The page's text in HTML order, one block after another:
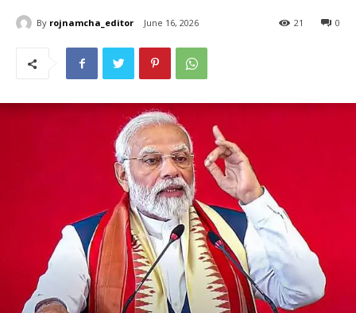
By rojnamcha_editor June 16, 2026 0
21